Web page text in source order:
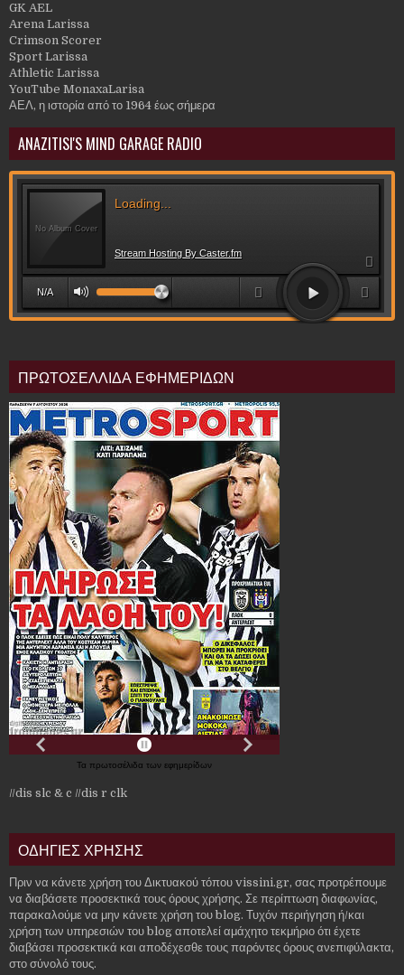
GK AEL
Arena Larissa
Crimson Scorer
Sport Larissa
Athletic Larissa
YouTube MonaxaLarisa
ΑΕΛ, η ιστορία από το 1964 έως σήμερα
ANAZITISI'S MIND GARAGE RADIO
ΠΡΩΤΟΣΕΛΛΙΔΑ ΕΦΗΜΕΡΙΔΩΝ
Τα πρωτοσέλιδα των εφημερίδων
//dis slc & c //dis r clk
ΟΔΗΓΙΕΣ ΧΡΗΣΗΣ
Πριν να κάνετε χρήση του Δικτυακού τόπου vissini.gr, σας προτρέπουμε
να διαβάσετε προσεκτικά τους όρους χρήσης. Σε περίπτωση διαφωνίας,
παρακαλούμε να μην κάνετε χρήση του blog. Τυχόν περιήγηση ή/και
χρήση των υπηρεσιών του blog αποτελεί αμάχητο τεκμήριο ότι έχετε
διαβάσει προσεκτικά και αποδέχεσθε τους παρόντες όρους ανεπιφύλακτα,
στο σύνολό τους.